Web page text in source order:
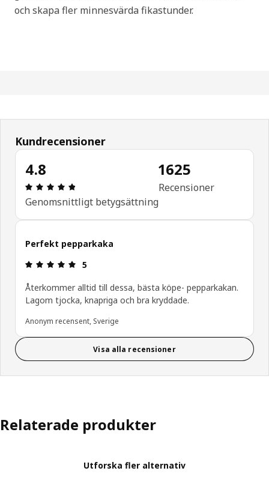
och skapa fler minnesvärda fikastunder.
Kundrecensioner
4.8
Recension: 4.8 utav 5 stjärnor. Totalt antal
Genomsnittligt betygsättning
1625
Recensioner
Perfekt pepparkaka
Recension: 5 utav 5 stjärnor.
5
Återkommer alltid till dessa, bästa köpe- pepparkakan.
Lagom tjocka, knapriga och bra kryddade.
Anonym recensent, Sverige
Visa alla recensioner
Relaterade produkter
Utforska fler alternativ